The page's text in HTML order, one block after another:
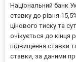
Національний банк
ставку до рівня
цінового тиску та
очікується до
підвищення ставки
ставки, за даними